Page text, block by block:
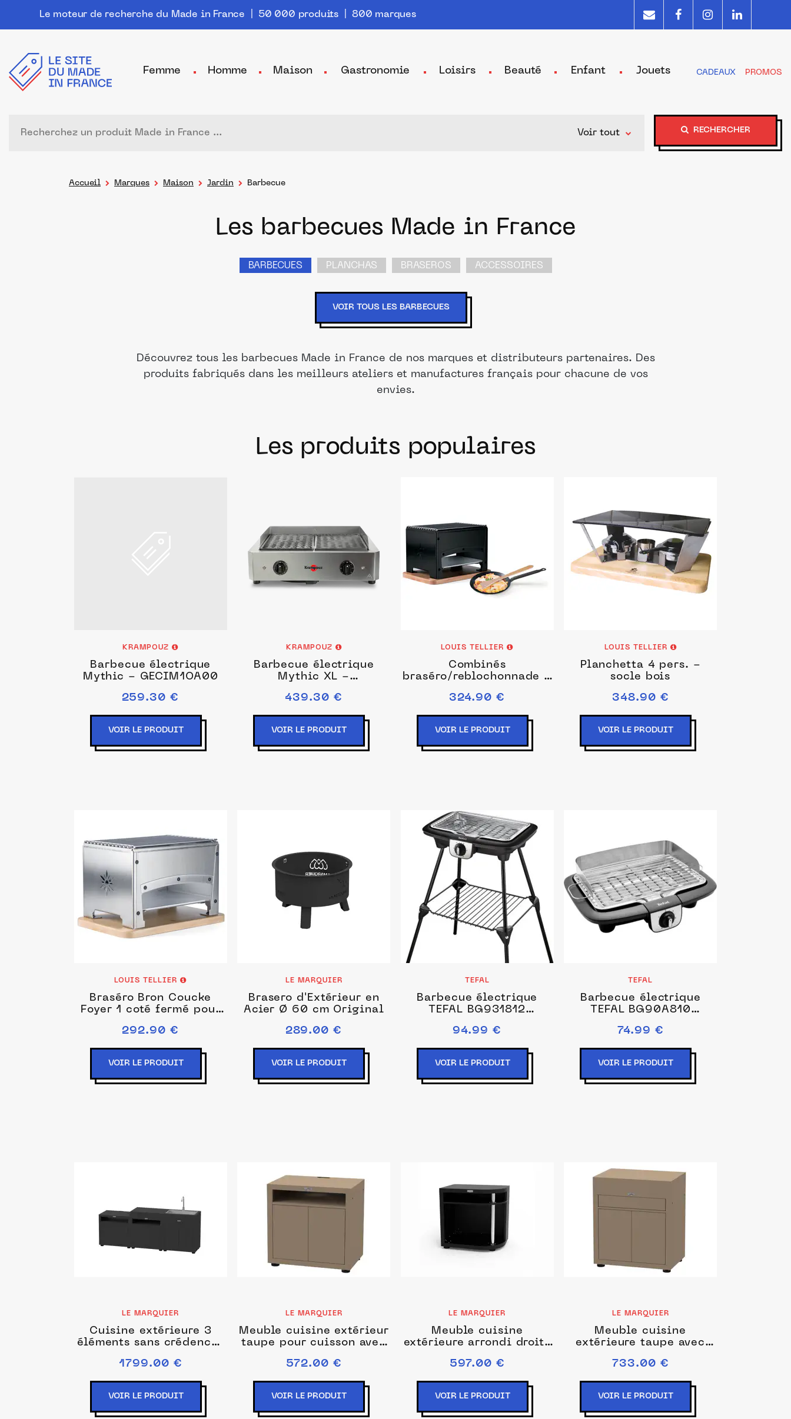
Le moteur de recherche du Made in France | 50 000 produits | 800 marques
Femme Homme Maison Gastronomie Loisirs Beauté Enfant Jouets CADEAUX PROMOS
Voir tout RECHERCHER
Accueil Marques Maison Jardin Barbecue
Les barbecues Made in France
BARBECUES PLANCHAS BRASEROS ACCESSOIRES
VOIR TOUS LES BARBECUES
Découvrez tous les barbecues Made in France de nos marques et distributeurs partenaires. Des
produits fabriqués dans les meilleurs ateliers et manufactures français pour chacune de vos
envies.
Les produits populaires
KRAMPOUZ
Barbecue électrique
Mythic - GECIM1OA00
259.30 €
VOIR LE PRODUIT
KRAMPOUZ
Barbecue électrique
Mythic XL -
439.30 €
VOIR LE PRODUIT
LOUIS TELLIER
Combinés
braséro/reblochonnade -
324.90 €
VOIR LE PRODUIT
LOUIS TELLIER
Planchetta 4 pers. -
socle bois
348.90 €
VOIR LE PRODUIT
LOUIS TELLIER
Braséro Bron Coucke
Foyer 1 coté fermé pour
(BBQ de table)
292.90 €
VOIR LE PRODUIT
LE MARQUIER
Brasero d'Extérieur en
Acier Ø 60 cm Original
289.00 €
VOIR LE PRODUIT
TEFAL
Barbecue électrique
TEFAL BG931812
pieds, 35x21 cm
94.99 €
VOIR LE PRODUIT
TEFAL
Barbecue électrique
TEFAL BG90A810
37x23.5 cm
74.99 €
VOIR LE PRODUIT
LE MARQUIER
Cuisine extérieure 3
éléments sans crédences
1799.00 €
VOIR LE PRODUIT
LE MARQUIER
Meuble cuisine extérieur
taupe pour cuisson avec
marqui
572.00 €
VOIR LE PRODUIT
LE MARQUIER
Meuble cuisine
extérieure arrondi droite
597.00 €
VOIR LE PRODUIT
LE MARQUIER
Meuble cuisine
extérieure taupe avec
marquier
733.00 €
VOIR LE PRODUIT